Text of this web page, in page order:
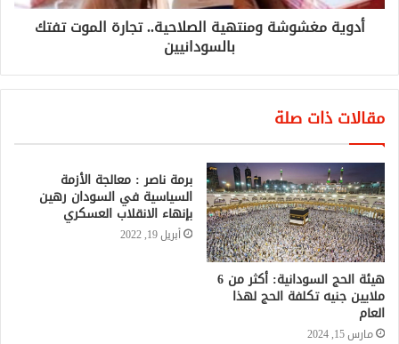
أدوية مغشوشة ومنتهية الصلاحية.. تجارة الموت تفتك
بالسودانيين
مقالات ذات صلة
هيئة الحج السودانية: أكثر من 6
ملايين جنيه تكلفة الحج لهذا
العام
مارس 15, 2024
برمة ناصر : معالجة الأزمة
السياسية في السودان رهين
بإنهاء الانقلاب العسكري
أبريل 19, 2022